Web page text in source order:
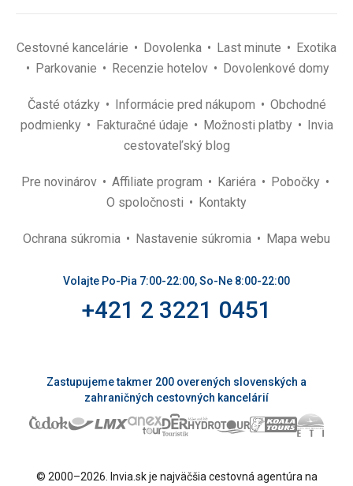
Cestovné kancelárie Dovolenka Last minute
Exotika
Parkovanie
Recenzie hotelov Dovolenkové domy
Časté otázky Informácie pred nákupom
Obchodné
podmienky
Fakturačné údaje Možnosti platby
Invia
cestovateľský blog
Pre novinárov Affiliate program Kariéra
Pobočky
O spoločnosti
Kontakty
Ochrana súkromia Nastavenie súkromia Mapa webu
Volajte Po-Pia 7:00-22:00, So-Ne 8:00-22:00
+421 2 3221 0451
Zastupujeme takmer 200 overených slovenských a
zahraničných cestovných kancelárií
© 2000–2026. Invia.sk je najväčšia cestovná agentúra na